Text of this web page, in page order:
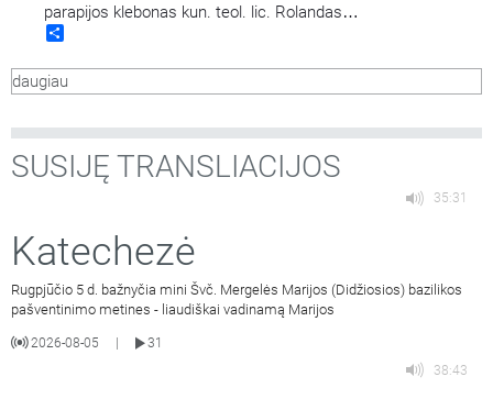
parapijos klebonas kun. teol. lic. Rolandas
Karpavičius: „Malda ir jos praktika Evangelijos šviesoje".
daugiau
SUSIJĘ TRANSLIACIJOS
35:31
Katechezė
Rugpjūčio 5 d. bažnyčia mini Švč. Mergelės Marijos (Didžiosios) bazilikos
pašventinimo metines - liaudiškai vadinamą Marijos
2026-08-05
31
38:43